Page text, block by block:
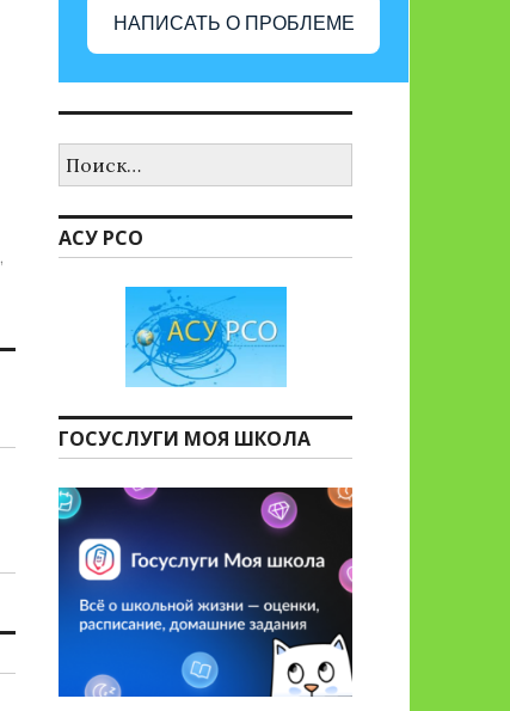
,
НАПИСАТЬ О ПРОБЛЕМЕ
АСУ РСО
ГОСУСЛУГИ МОЯ ШКОЛА